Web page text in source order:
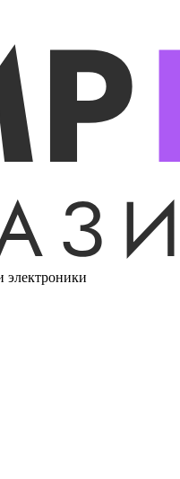
электроники